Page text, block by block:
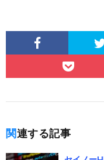
関連する記事